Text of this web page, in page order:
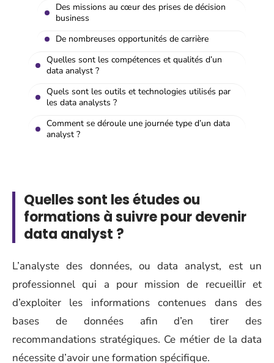
Des missions au cœur des prises de décision
business
De nombreuses opportunités de carrière
Quelles sont les compétences et qualités d’un
data analyst ?
Quels sont les outils et technologies utilisés par
les data analysts ?
Comment se déroule une journée type d’un data
analyst ?
Quelles sont les études ou
formations à suivre pour devenir
data analyst ?
L’analyste des données, ou data analyst, est un
professionnel qui a pour mission de recueillir et
d’exploiter les informations contenues dans des
bases de données afin d’en tirer des
recommandations stratégiques. Ce métier de la data
nécessite d’avoir une formation spécifique.